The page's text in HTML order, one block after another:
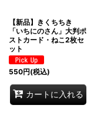
【新品】きくちちき
「いちにのさん」大判ポ
ストカード・ねこ2枚セ
ット
550円(税込)
カートに入れる